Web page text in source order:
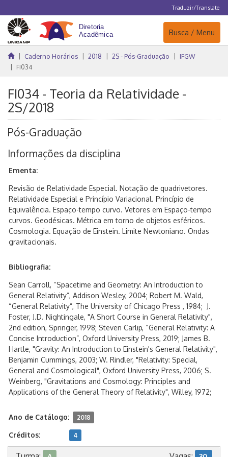
Traduzir/Translate
Navegação
Busca / Menu
Caderno Horários 2018 2S - Pós-Graduação
IFGW
FI034
FI034 - Teoria da Relatividade -
2S/2018
Pós-Graduação
Informações da disciplina
Ementa:
Revisão de Relatividade Especial. Notação de quadrivetores.
Relatividade Especial e Princípio Variacional. Princípio de
Equivalência. Espaço-tempo curvo. Vetores em Espaço-tempo
curvos. Geodésicas. Métrica em torno de objetos esféricos.
Cosmologia. Equação de Einstein. Limite Newtoniano. Ondas
gravitacionais.
Bibliografia:
Sean Carroll, “Spacetime and Geometry: An Introduction to
General Relativity”, Addison Wesley, 2004; Robert M. Wald,
“General Relativity”, The University of Chicago Press , 1984; J.
Foster, J.D. Nightingale, "A Short Course in General Relativity",
2nd edition, Springer, 1998; Steven Carlip, “General Relativity: A
Concise Introduction”, Oxford University Press, 2019; James B.
Hartle, "Gravity: An Introduction to Einstein's General Relativity",
Benjamin Cummings, 2003; W. Rindler, "Relativity: Special,
General and Cosmological", Oxford University Press, 2006; S.
Weinberg, "Gravitations and Cosmology: Principles and
Applications of the General Theory of Relativity", Willey, 1972;
Ano de Catálogo: 2018
Créditos: 4